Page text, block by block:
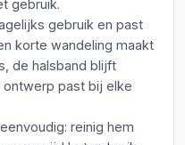
gebruik.
gebruik en past
korte wandeling maakt
de halsband blijft
past bij elke
reinig hem